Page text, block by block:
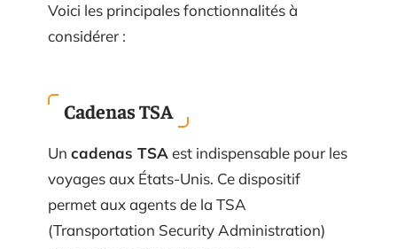
Voici les principales fonctionnalités à
considérer :
Cadenas TSA
Un cadenas TSA est indispensable pour les
voyages aux États-Unis. Ce dispositif
permet aux agents de la TSA
(Transportation Security Administration)